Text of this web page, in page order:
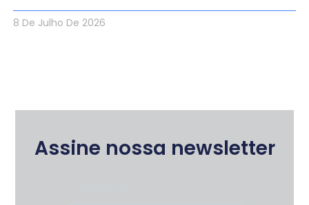
8 De Julho De 2026
Assine nossa newsletter